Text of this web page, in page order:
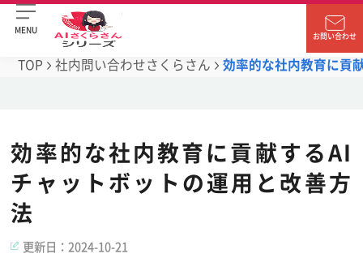
MENU
お問い合わせ
TOP 社内問い合わせさくらさん 効率的な社内教育に貢
効率的な社内教育に貢献するAI
チャットボットの運用と改善方
法
更新日：2024-10-21